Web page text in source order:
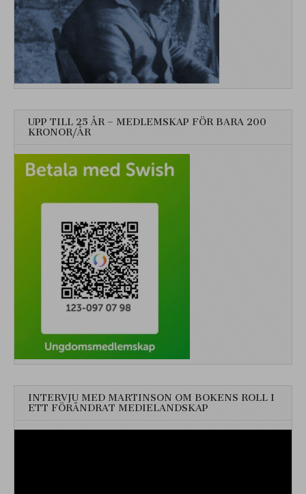
UPP TILL 25 ÅR – MEDLEMSKAP FÖR BARA 200
KRONOR/ÅR
INTERVJU MED MARTINSON OM BOKENS ROLL I
ETT FÖRÄNDRAT MEDIELANDSKAP